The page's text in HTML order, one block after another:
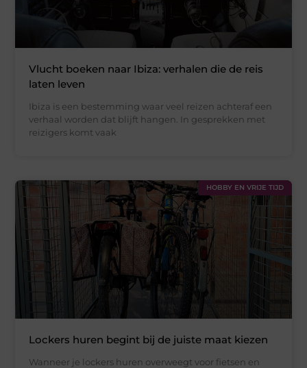
Vlucht boeken naar Ibiza: verhalen die de reis
laten leven
Ibiza is een bestemming waar veel reizen achteraf een
verhaal worden dat blijft hangen. In gesprekken met
reizigers komt vaak
HOBBY EN VRIJE TIJD
Lockers huren begint bij de juiste maat kiezen
Wanneer je lockers huren overweegt voor fietsen en